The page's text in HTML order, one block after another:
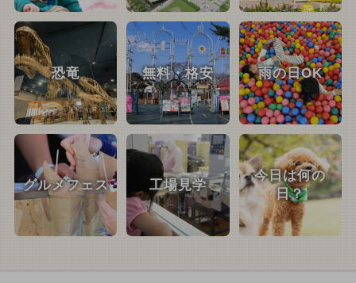
恐竜 無料・格安 雨の日OK
グルメフェス 工場見学
今日は何の
日？